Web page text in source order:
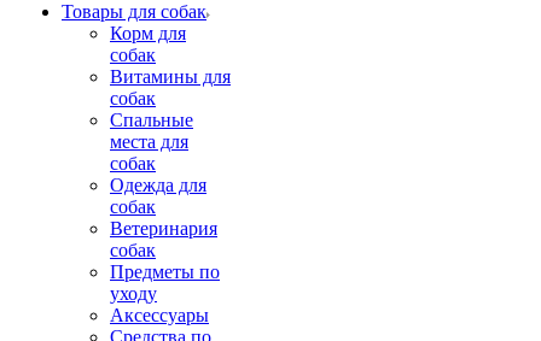
Товары для собак
Корм для
собак
Витамины для
собак
Спальные
места для
собак
Одежда для
собак
Ветеринария
собак
Предметы по
уходу
Аксессуары
Средства по